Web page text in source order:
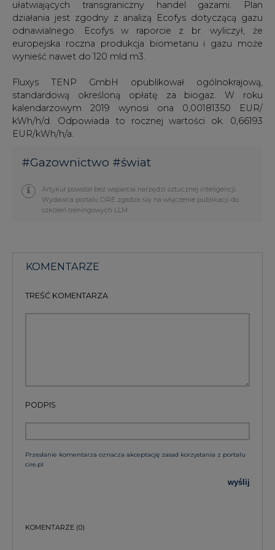
ułatwiających transgraniczny handel gazami. Plan
działania jest zgodny z analizą Ecofys dotyczącą gazu
odnawialnego. Ecofys w raporcie z br. wyliczył, że
europejska roczna produkcja biometanu i gazu może
wynieść nawet do 120 mld m3.
Fluxys TENP GmbH opublikował ogólnokrajową,
standardową określoną opłatę za biogaz. W roku
kalendarzowym 2019 wynosi ona 0,00181350 EUR/
kWh/h/d. Odpowiada to rocznej wartości ok. 0,66193
EUR/kWh/h/a.
#Gazownictwo #świat
Artykuł powstał bez wsparcia narzędzi sztucznej inteligencji.
Wydawca portalu CIRE zgadza się na włączenie publikacji do
szkoleń treningowych LLM.
KOMENTARZE
TREŚĆ KOMENTARZA
PODPIS
Przesłanie komentarza oznacza akceptację zasad korzystania z portalu
cire.pl
wyślij
KOMENTARZE (0)